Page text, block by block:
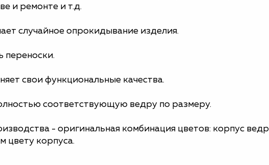
и ремонте и т.д.
случайное опрокидывание изделия.
переноски.
свои функциональные качества.
соответствующую ведру по размеру.
- оригинальная комбинация цветов: корпус
цвету корпуса.